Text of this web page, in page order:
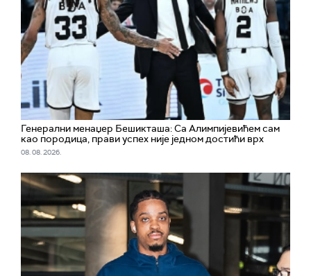
Генерални менаџер Бешикташа: Са Алимпијевићем сам
као породица, прави успех није једном достићи врх
08. 08. 2026.